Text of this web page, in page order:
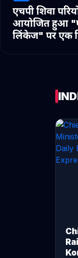
एचपी शिवा
आयोजित हुआ
लिंकेज" पर एक